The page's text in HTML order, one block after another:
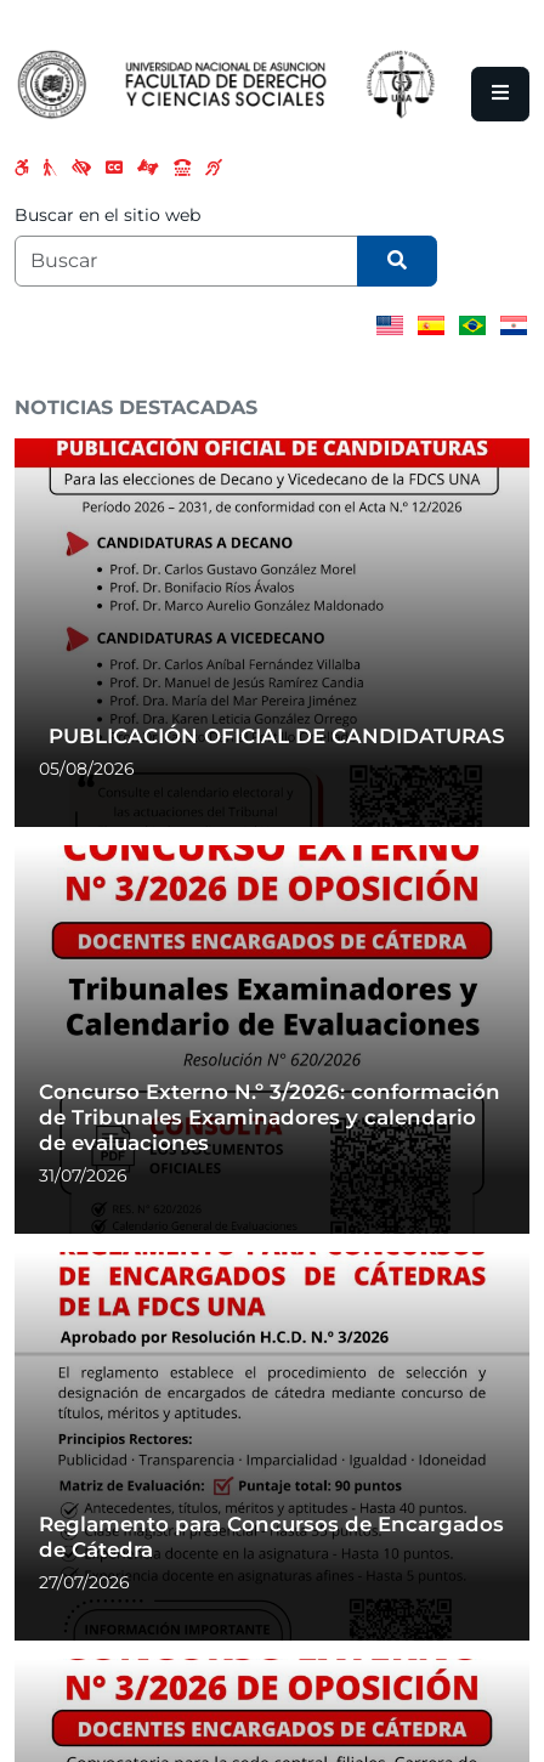
Buscar en el sitio web
NOTICIAS DESTACADAS
PUBLICACIÓN OFICIAL DE CANDIDATURAS
05/08/2026
Concurso Externo N.º 3/2026: conformación
de Tribunales Examinadores y calendario
de evaluaciones
31/07/2026
Reglamento para Concursos de Encargados
de Cátedra
27/07/2026